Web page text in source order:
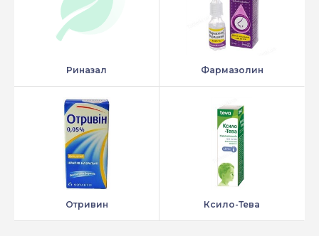
Риназал Фармазолин
Отривин Ксило-Тева